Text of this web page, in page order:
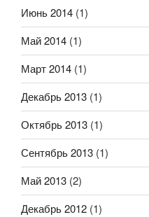
Июнь 2014 (1)
Май 2014 (1)
Март 2014 (1)
Декабрь 2013 (1)
Октябрь 2013 (1)
Сентябрь 2013 (1)
Май 2013 (2)
Декабрь 2012 (1)